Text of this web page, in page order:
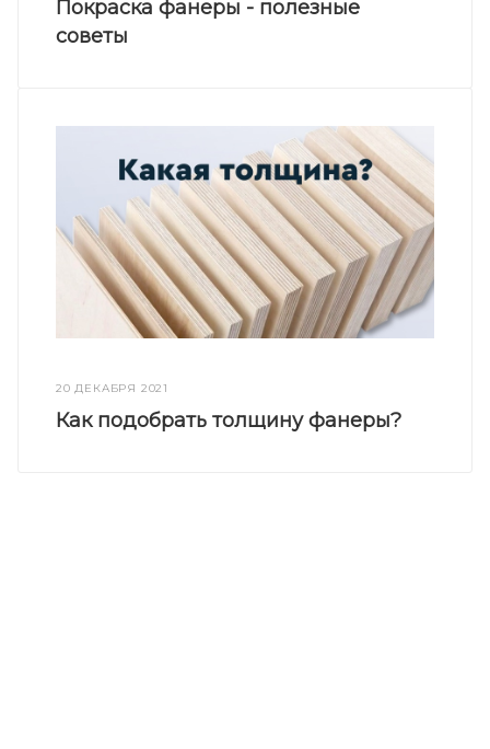
Покраска фанеры - полезные
советы
20 ДЕКАБРЯ 2021
Как подобрать толщину фанеры?